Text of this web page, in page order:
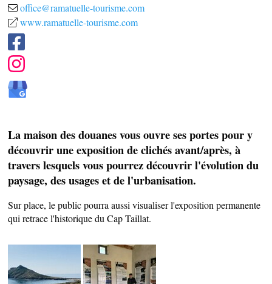
CÔTÉ NATURE
SAVEURS LOCALES
SANTÉ
office@ramatuelle-tourisme.com
www.ramatuelle-tourisme.com
La maison des douanes vous ouvre ses portes pour y
découvrir une exposition de clichés avant/après, à
travers lesquels vous pourrez découvrir l'évolution du
paysage, des usages et de l'urbanisation.
Sur place, le public pourra aussi visualiser l'exposition permanente
qui retrace l'historique du Cap Taillat.